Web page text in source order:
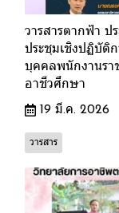
วารสารตากฟ้า
ประชุมเชิงปฏิบัติ
บุคคลพนักงานรา
อาชีวศึกษา
19 มี.ค. 2026
วารสาร